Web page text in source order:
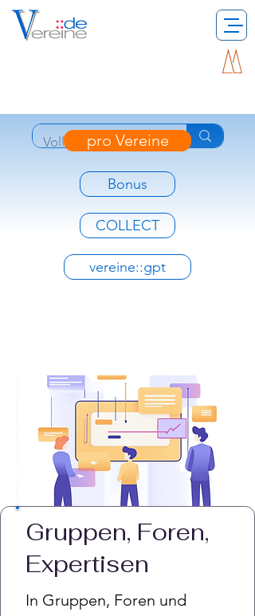
pro Vereine
Bonus
COLLECT
vereine::gpt
Gruppen, Foren,
Expertisen
In Gruppen, Foren und